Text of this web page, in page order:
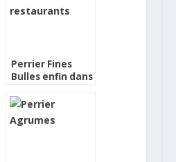
Perrier Fines
Bulles enfin dans